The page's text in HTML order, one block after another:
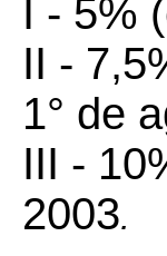
I - 5%
II -
1° de
III -
2003.